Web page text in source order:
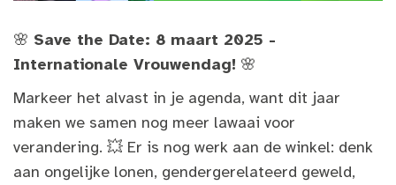
🌸 Save the Date: 8 maart 2025 -
Internationale Vrouwendag! 🌸
Markeer het alvast in je agenda, want dit jaar
maken we samen nog meer lawaai voor
verandering. 💥 Er is nog werk aan de winkel: denk
aan ongelijke lonen, gendergerelateerd geweld,